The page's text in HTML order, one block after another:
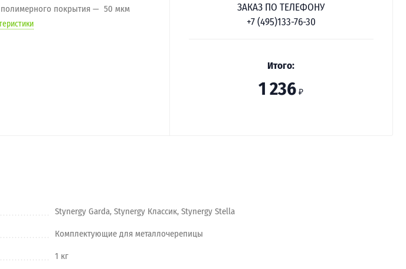
покрытия
50 мкм
ЗАКАЗ ПО ТЕЛЕФОНУ
+7 (495)133-76-30
Итого:
1 236 ₽
Stynergy Garda, Stynergy Классик, Stynergy Stella
Комплектующие для металлочерепицы
1 кг